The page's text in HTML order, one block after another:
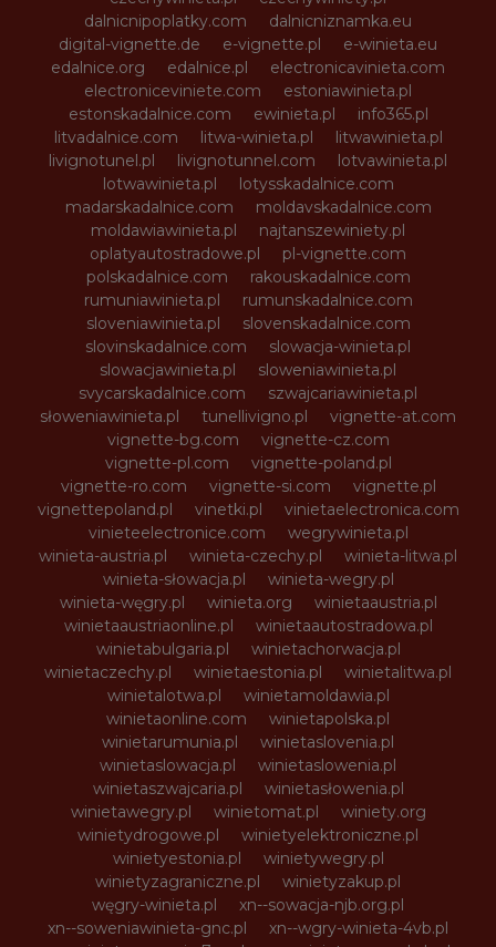
dalnicnipoplatky.com
dalnicniznamka.eu
digital-vignette.de
e-vignette.pl
e-winieta.eu
edalnice.org
edalnice.pl
electronicavinieta.com
electroniceviniete.com
estoniawinieta.pl
estonskadalnice.com
ewinieta.pl
info365.pl
litvadalnice.com
litwa-winieta.pl
litwawinieta.pl
livignotunel.pl
livignotunnel.com
lotvawinieta.pl
lotwawinieta.pl
lotysskadalnice.com
madarskadalnice.com
moldavskadalnice.com
moldawiawinieta.pl
najtanszewiniety.pl
oplatyautostradowe.pl
pl-vignette.com
polskadalnice.com
rakouskadalnice.com
rumuniawinieta.pl
rumunskadalnice.com
sloveniawinieta.pl
slovenskadalnice.com
slovinskadalnice.com
slowacja-winieta.pl
slowacjawinieta.pl
sloweniawinieta.pl
svycarskadalnice.com
szwajcariawinieta.pl
słoweniawinieta.pl
tunellivigno.pl
vignette-at.com
vignette-bg.com
vignette-cz.com
vignette-pl.com
vignette-poland.pl
vignette-ro.com
vignette-si.com
vignette.pl
vignettepoland.pl
vinetki.pl
vinietaelectronica.com
vinieteelectronice.com
wegrywinieta.pl
winieta-austria.pl
winieta-czechy.pl
winieta-litwa.pl
winieta-słowacja.pl
winieta-wegry.pl
winieta-węgry.pl
winieta.org
winietaaustria.pl
winietaaustriaonline.pl
winietaautostradowa.pl
winietabulgaria.pl
winietachorwacja.pl
winietaczechy.pl
winietaestonia.pl
winietalitwa.pl
winietalotwa.pl
winietamoldawia.pl
winietaonline.com
winietapolska.pl
winietarumunia.pl
winietaslovenia.pl
winietaslowacja.pl
winietaslowenia.pl
winietaszwajcaria.pl
winietasłowenia.pl
winietawegry.pl
winietomat.pl
winiety.org
winietydrogowe.pl
winietyelektroniczne.pl
winietyestonia.pl
winietywegry.pl
winietyzagraniczne.pl
winietyzakup.pl
węgry-winieta.pl
xn--sowacja-njb.org.pl
xn--soweniawinieta-gnc.pl
xn--wgry-winieta-4vb.pl